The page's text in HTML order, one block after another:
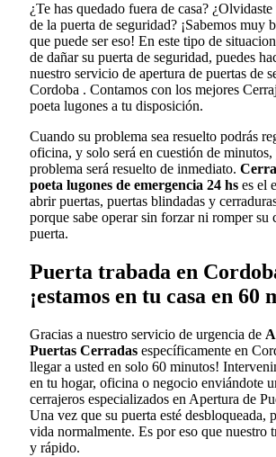
¿Te has quedado fuera de casa?
de la puerta de seguridad? ¡Sabemos muy
que puede ser eso! En este tipo de
de dañar su puerta de seguridad, puedes
nuestro servicio de apertura de puertas de
Cordoba . Contamos con los mejores
poeta lugones a tu disposición.
Cuando su problema sea resuelto podrás
oficina, y solo será en cuestión de minutos,
problema será resuelto de inmediato.
poeta lugones de emergencia 24 hs es el
abrir puertas, puertas blindadas y
porque sabe operar sin forzar ni romper su
puerta.
Puerta trabada en
¡estamos en tu casa en 60
Gracias a nuestro servicio de urgencia de
Puertas Cerradas específicamente en
llegar a usted en solo 60 minutos!
en tu hogar, oficina o negocio enviándote
cerrajeros especializados en Apertura de
Una vez que su puerta esté desbloqueada,
vida normalmente. Es por eso que nuestro
y rápido.